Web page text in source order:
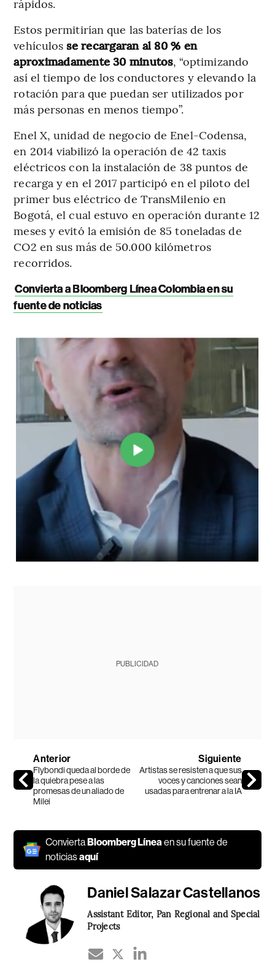
rápidos.
Estos permitirían que las baterías de los
vehículosse recargaran al 80 % en
aproximadamente 30 minutos, “optimizando
así el tiempo de los conductores y elevando la
rotación para que puedan ser utilizados por
más personas en menos tiempo”.
Enel X, unidad de negocio de Enel-Codensa,
en 2014 viabilizó la operación de 42 taxis
eléctricos con la instalación de 38 puntos de
recarga y en el 2017 participó en el piloto del
primer bus eléctrico de TransMilenio en
Bogotá, el cual estuvo en operación durante 12
meses y evitó la emisión de 85 toneladas de
CO2 en sus más de 50.000 kilómetros
recorridos.
Convierta a Bloomberg Línea Colombia en su
fuente de noticias
PUBLICIDAD
Anterior
Flybondi queda al borde de
la quiebra pese a las
promesas de un aliado de
Milei
Siguiente
Artistas se resisten a que sus
voces y canciones sean
usadas para entrenar a la IA
ConviertaBloomberg Línea en su fuente de
noticiasaquí
Daniel Salazar Castellanos
Assistant Editor, Pan Regional and Special
Projects